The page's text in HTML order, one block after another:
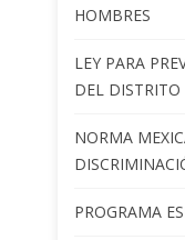
HOMBRES
LEY PARA
DEL DISTRITO
NORMA
PROGRAMA